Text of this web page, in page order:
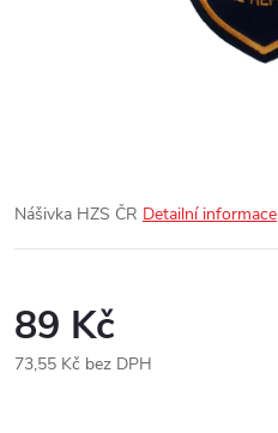
Nášivka HZS ČR Detailní informace
89 Kč
73,55 Kč bez DPH